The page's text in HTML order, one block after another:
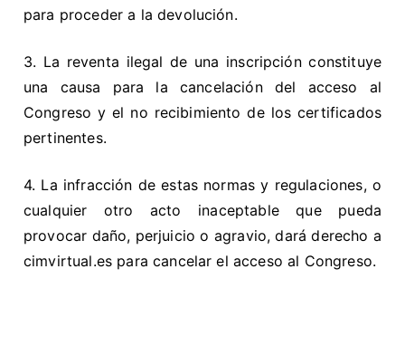
para proceder a la devolución.
3. La reventa ilegal de una inscripción constituye
una causa para la cancelación del acceso al
Congreso y el no recibimiento de los certificados
pertinentes.
4. La infracción de estas normas y regulaciones, o
cualquier otro acto inaceptable que pueda
provocar daño, perjuicio o agravio, dará derecho a
cimvirtual.es para cancelar el acceso al Congreso.